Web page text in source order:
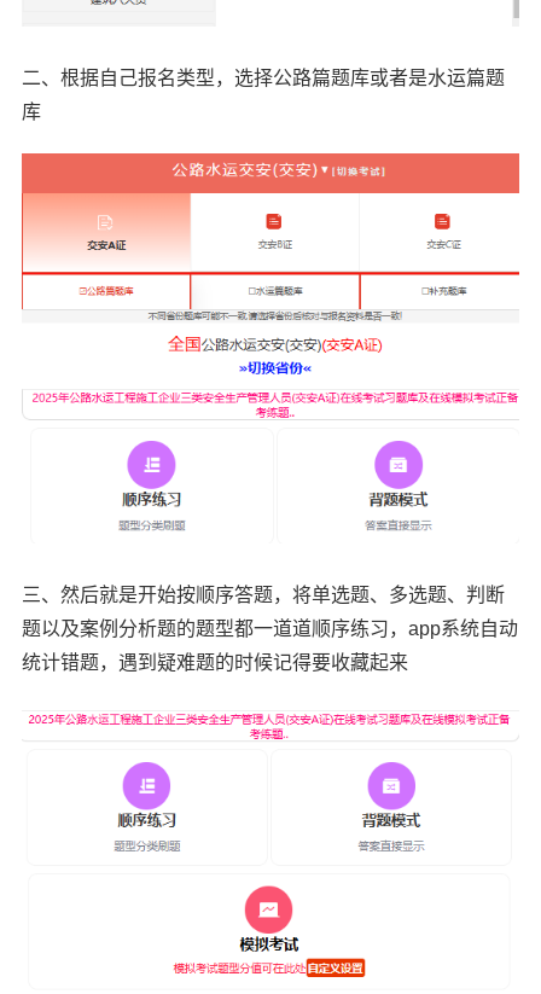
二、根据自己报名类型，选择公路篇题库或者是水运篇题
库
三、然后就是开始按顺序答题，将单选题、多选题、判断
题以及案例分析题的题型都一道道顺序练习，app系统自动
统计错题，遇到疑难题的时候记得要收藏起来